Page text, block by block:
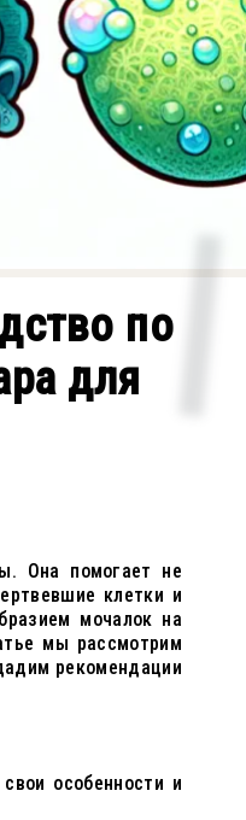
по
для
Она помогает не
клетки и
мочалок на
мы рассмотрим
рекомендации
особенности и